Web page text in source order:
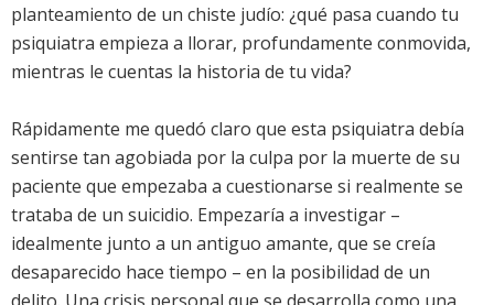
planteamiento de un chiste judío: ¿qué pasa cuando tu
psiquiatra empieza a llorar, profundamente conmovida,
mientras le cuentas la historia de tu vida?
Rápidamente me quedó claro que esta psiquiatra debía
sentirse tan agobiada por la culpa por la muerte de su
paciente que empezaba a cuestionarse si realmente se
trataba de un suicidio. Empezaría a investigar –
idealmente junto a un antiguo amante, que se creía
desaparecido hace tiempo – en la posibilidad de un